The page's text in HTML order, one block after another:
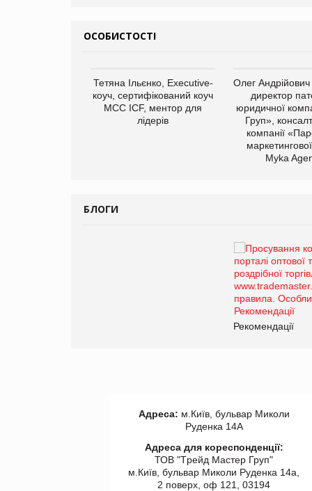
ОСОБИСТОСТІ
Тетяна Ільєнко, Executive-
коуч, сертифікований коуч
МСС ICF, ментор для
лідерів
Олег
директор
юридичної
Груп»,
компанії
маркетингової
Myka
БЛОГИ
Рекомендації
Адреса: м.Київ, бульвар Миколи
Руденка 14А
Адреса для кореспонденції:
ТОВ "Tрейд Мастер Груп"
м.Київ, бульвар Миколи Руденка 14а,
2 поверх, оф 121, 03194